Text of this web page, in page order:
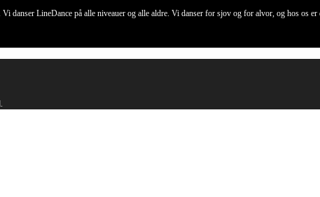
danser LineDance på alle niveauer og alle aldre. Vi danser for sjov og for alvor, og hos